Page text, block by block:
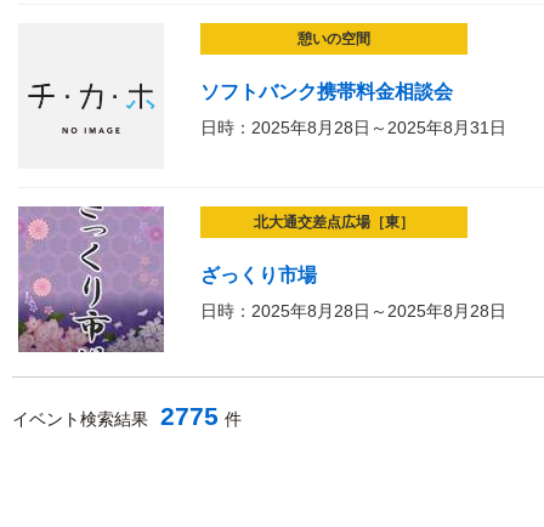
憩いの空間
ソフトバンク携帯料金相談会
日時：2025年8月28日～2025年8月31日
北大通交差点広場［東］
ざっくり市場
日時：2025年8月28日～2025年8月28日
イベント検索結果 2775 件